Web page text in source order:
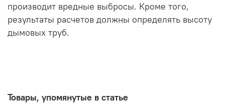
производит вредные выбросы. Кроме того,
результаты расчетов должны определять высоту
дымовых труб.
Товары, упомянутые в статье